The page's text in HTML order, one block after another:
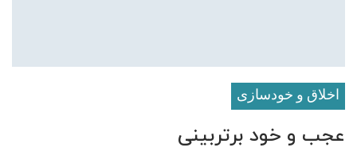
اخلاق و خودسازی
عجب و خود برتربینی